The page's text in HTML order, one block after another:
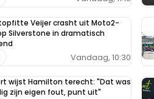
Veijer crasht uit Moto2-
Silverstone in dramatisch
Vandaag, 10:30
wijst Hamilton terecht: "Dat was
zijn eigen fout, punt uit"